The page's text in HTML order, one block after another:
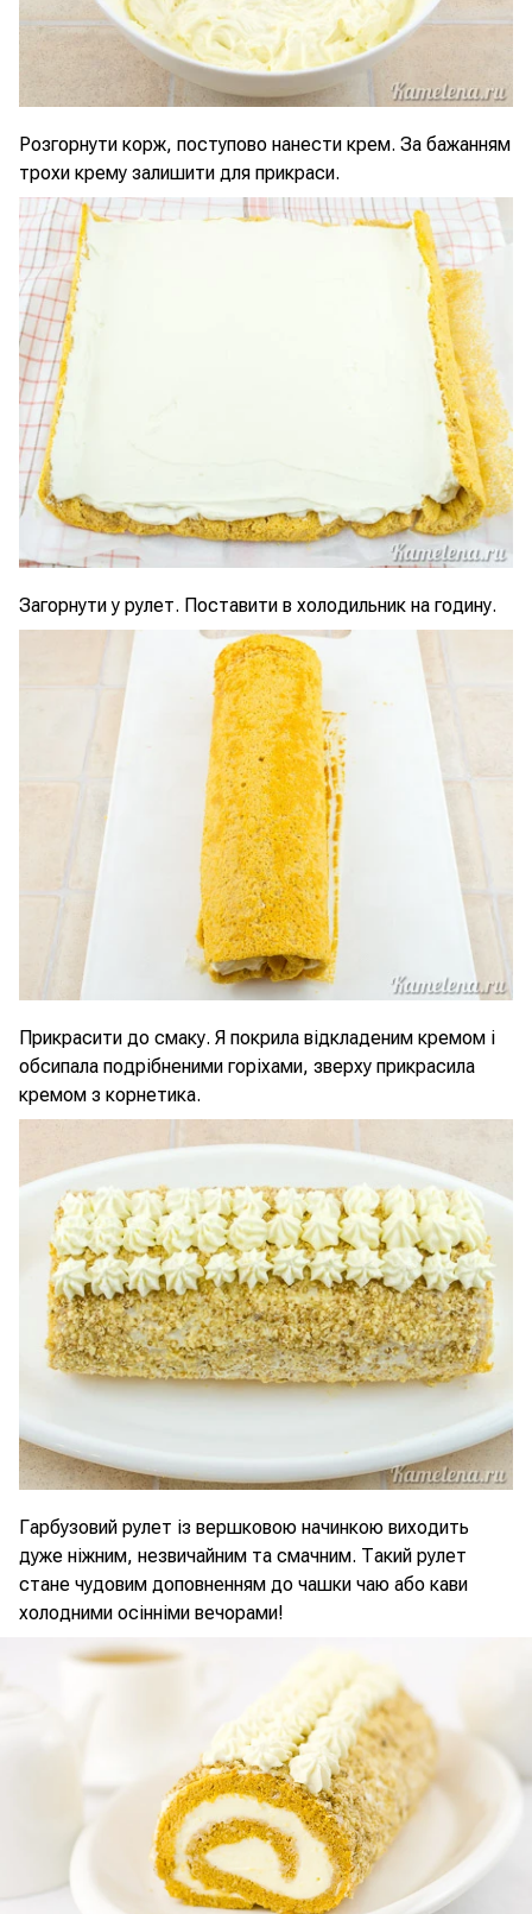
Розгорнути корж, поступово нанести крем. За бажанням
трохи крему залишити для прикраси.
Загорнути у рулет. Поставити в холодильник на годину.
Прикрасити до смаку. Я покрила відкладеним кремом і
обсипала подрібненими горіхами, зверху прикрасила
кремом з корнетика.
Гарбузовий рулет із вершковою начинкою виходить
дуже ніжним, незвичайним та смачним. Такий рулет
стане чудовим доповненням до чашки чаю або кави
холодними осінніми вечорами!